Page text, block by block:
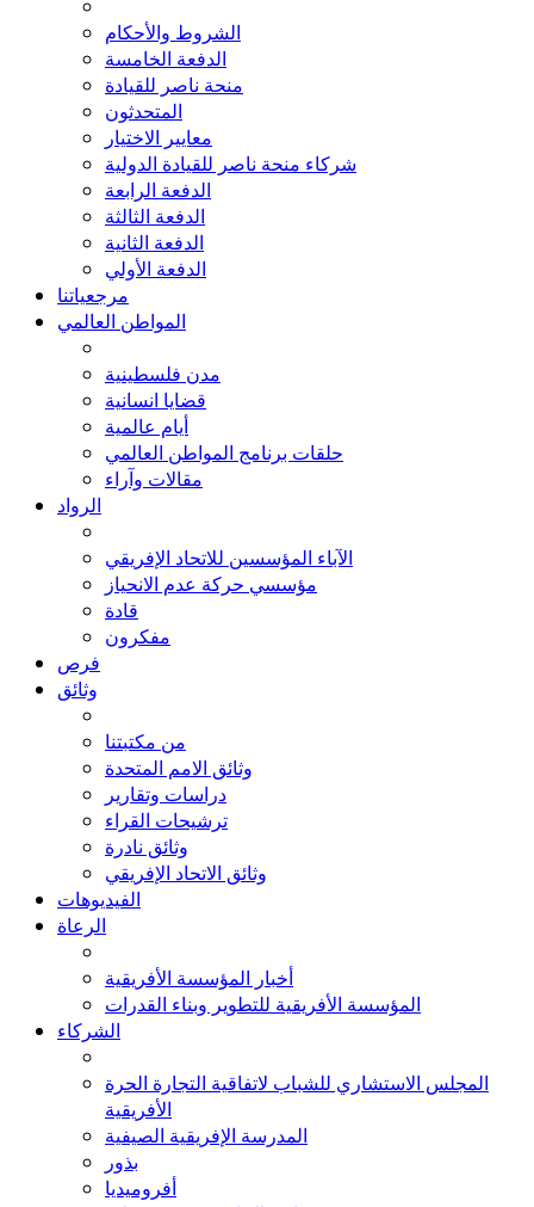
الشروط والأحكام
الدفعة الخامسة
منحة ناصر للقيادة
المتحدثون
معايير الاختيار
شركاء منحة ناصر للقيادة الدولية
الدفعة الرابعة
الدفعة الثالثة
الدفعة الثانية
الدفعة الأولي
مرجعياتنا
المواطن العالمي
مدن فلسطينية
قضايا انسانية
أيام عالمية
حلقات برنامج المواطن العالمي
مقالات وآراء
الرواد
الآباء المؤسسين للاتحاد الإفريقي
مؤسسي حركة عدم الانحياز
قادة
مفكرون
فرص
وثائق
من مكتبتنا
وثائق الامم المتحدة
دراسات وتقارير
ترشيحات القراء
وثائق نادرة
وثائق الاتحاد الإفريقي
الفيديوهات
الرعاة
أخبار المؤسسة الأفريقية
المؤسسة الأفريقية للتطوير وبناء القدرات
الشركاء
المجلس الاستشاري للشباب لاتفاقية التجارة الحرة
الأفريقية
المدرسة الإفريقية الصيفية
بذور
أفروميديا